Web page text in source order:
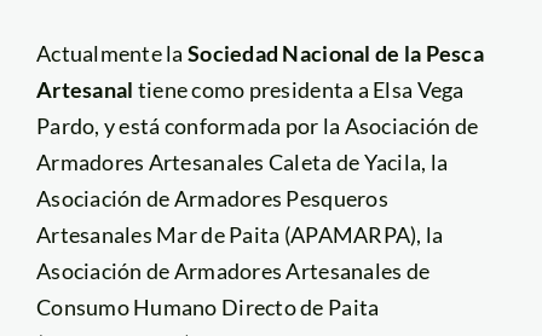
Actualmente laSociedad Nacional de la Pesca
Artesanal tiene como presidenta a Elsa Vega
Pardo, y está conformada por la Asociación de
Armadores Artesanales Caleta de Yacila, la
Asociación de Armadores Pesqueros
Artesanales Mar de Paita (APAMARPA), la
Asociación de Armadores Artesanales de
Consumo Humano Directo de Paita